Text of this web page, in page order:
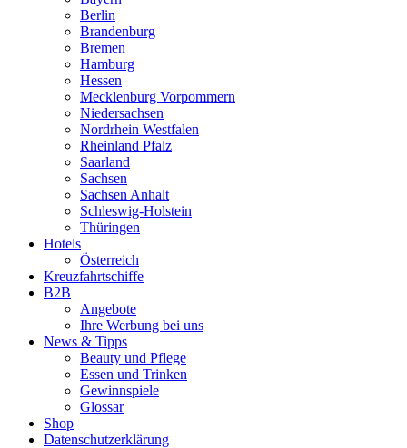
Berlin
Brandenburg
Bremen
Hamburg
Hessen
Mecklenburg Vorpommern
Niedersachsen
Nordrhein Westfalen
Rheinland Pfalz
Saarland
Sachsen
Sachsen Anhalt
Schleswig-Holstein
Thüringen
Hotels
Österreich
Kreuzfahrtschiffe
B2B
Angebote
Ihre Werbung bei uns
News & Tipps
Beauty und Pflege
Essen und Trinken
Gewinnspiele
Glossar
Shop
Datenschutzerklärung